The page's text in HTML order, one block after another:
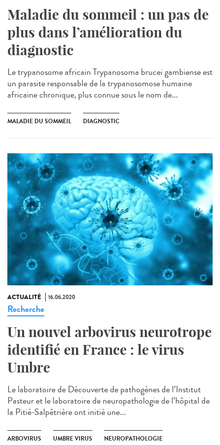
Maladie du sommeil : un pas de
plus dans l’amélioration du
diagnostic
Le trypanosome africain Trypanosoma brucei gambiense est
un parasite responsable de la trypanosomose humaine
africaine chronique, plus connue sous le nom de...
MALADIE DU SOMMEIL DIAGNOSTIC
ACTUALITÉ 16.06.2020
Recherche
Un nouvel arbovirus neurotrope
identifié en France : le virus
Umbre
Le laboratoire de Découverte de pathogènes de l’Institut
Pasteur et le laboratoire de neuropathologie de l’hôpital de
la Pitié-Salpêtrière ont initié une...
ARBOVIRUS UMBRE VIRUS NEUROPATHOLOGIE